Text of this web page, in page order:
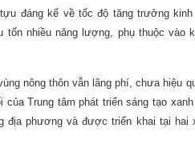
đáng kể về tốc độ tăng trưởng
nhiều năng lượng, phụ thuộc vào
nông thôn vẫn lãng phí, chưa hiệu
Trung tâm phát triển sáng tạo xanh
địa phương và được triển khai tại hai